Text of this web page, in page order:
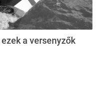
a versenyzők